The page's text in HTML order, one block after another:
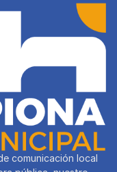
comunicación local